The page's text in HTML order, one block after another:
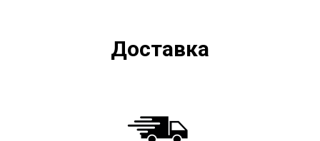
Доставка